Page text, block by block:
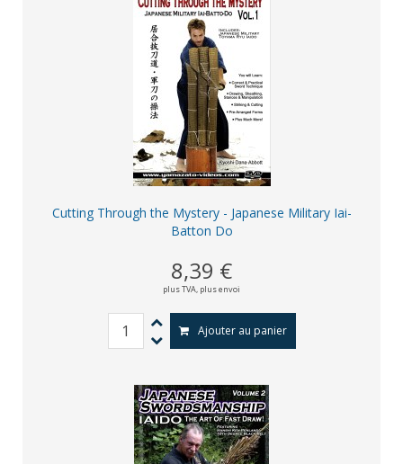
Cutting Through the Mystery - Japanese Military Iai-
Batton Do
8,39 €
plus TVA, plus envoi
Ajouter au panier